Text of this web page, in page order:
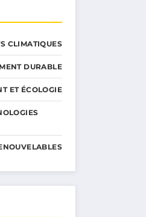
CLIMATIQUES
DURABLE
ET ÉCOLOGIE